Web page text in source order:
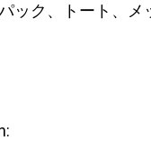
ック、トート、メ